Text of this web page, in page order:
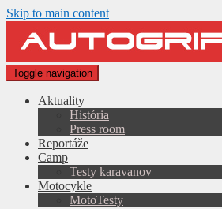
Skip to main content
Toggle navigation
Aktuality
História
Press room
Reportáže
Camp
Testy karavanov
Motocykle
MotoTesty